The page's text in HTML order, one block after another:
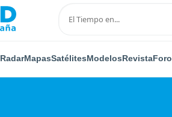
RadarMapasSatélitesModelosRevistaForo